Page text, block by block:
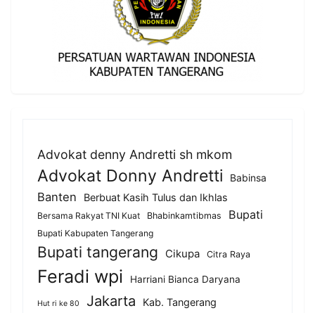
Advokat denny Andretti sh mkom
Advokat Donny Andretti Babinsa
Banten Berbuat Kasih Tulus dan Ikhlas
Bersama Rakyat TNI Kuat Bhabinkamtibmas Bupati
Bupati Kabupaten Tangerang
Bupati tangerang Cikupa Citra Raya
Feradi wpi Harriani Bianca Daryana
Hut ri ke 80 Jakarta Kab. Tangerang